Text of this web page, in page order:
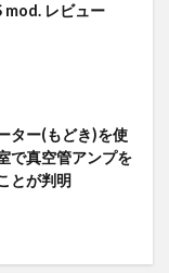
レビュー
ター(もどき)を使
で真空管アンプを
とが判明